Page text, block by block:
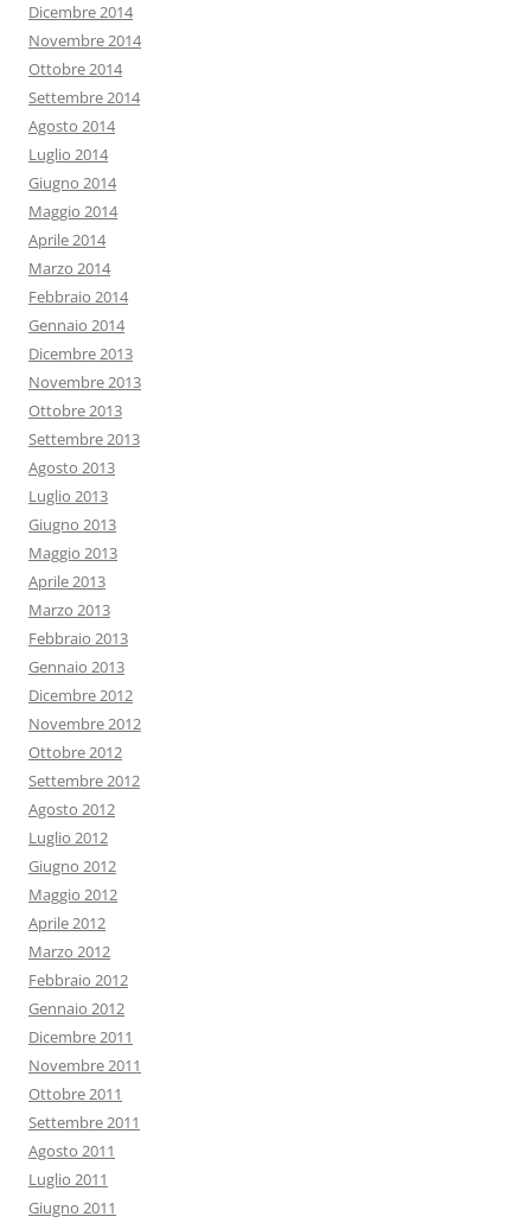
Dicembre 2014
Novembre 2014
Ottobre 2014
Settembre 2014
Agosto 2014
Luglio 2014
Giugno 2014
Maggio 2014
Aprile 2014
Marzo 2014
Febbraio 2014
Gennaio 2014
Dicembre 2013
Novembre 2013
Ottobre 2013
Settembre 2013
Agosto 2013
Luglio 2013
Giugno 2013
Maggio 2013
Aprile 2013
Marzo 2013
Febbraio 2013
Gennaio 2013
Dicembre 2012
Novembre 2012
Ottobre 2012
Settembre 2012
Agosto 2012
Luglio 2012
Giugno 2012
Maggio 2012
Aprile 2012
Marzo 2012
Febbraio 2012
Gennaio 2012
Dicembre 2011
Novembre 2011
Ottobre 2011
Settembre 2011
Agosto 2011
Luglio 2011
Giugno 2011